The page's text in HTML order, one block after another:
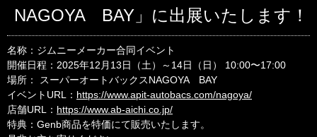
NAGOYA BAY」に出展いたします！
名称：ジムニーメーカー合同イベント
開催日程：2025年12月13日（土）～14日（日） 10:00〜17:00
場所： スーパーオートバックスNAGOYA BAY
イベントURL： https://www.apit-autobacs.com/nagoya/
店舗URL： https://www.ab-aichi.co.jp/
特典：Genb商品を特価にて販売いたします。